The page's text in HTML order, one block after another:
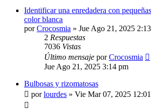
Identificar una enredadera con
color blanca
porCrocosmia » Jue Ago 21, 2025
2 Respuestas
7036 Vistas
Último mensaje porCrocosmia
Jue Ago 21, 2025 3:14 pm
Bulbosas y rizomatosas
porlourdes » Vie Mar 07, 2025